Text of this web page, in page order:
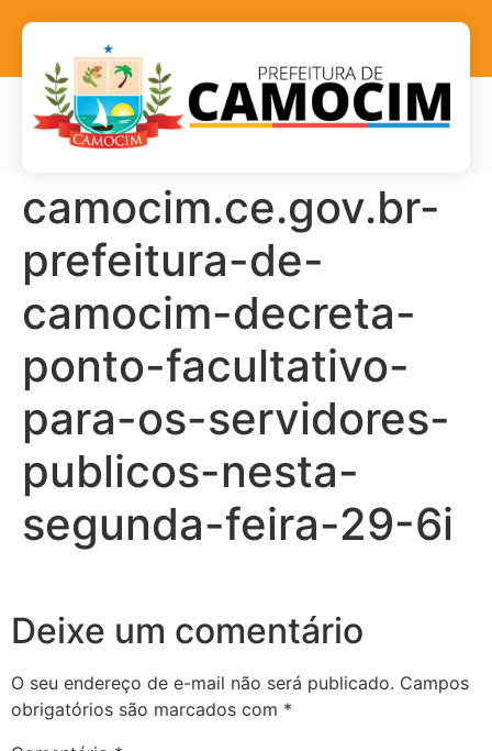
camocim.ce.gov.br-
prefeitura-de-
camocim-decreta-
ponto-facultativo-
para-os-servidores-
publicos-nesta-
segunda-feira-29-6i
Deixe um comentário
O seu endereço de e-mail não será publicado. Campos
obrigatórios são marcados com *